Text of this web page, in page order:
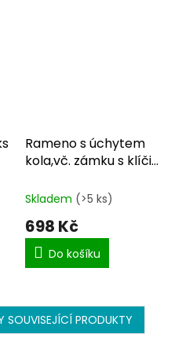
Rameno s úchytem
kola,vč. zámku s klíči
0029-015-2
Skladem (>5 ks)
698 Kč
Do košíku
SOUVISEJÍCÍ PRODUKTY